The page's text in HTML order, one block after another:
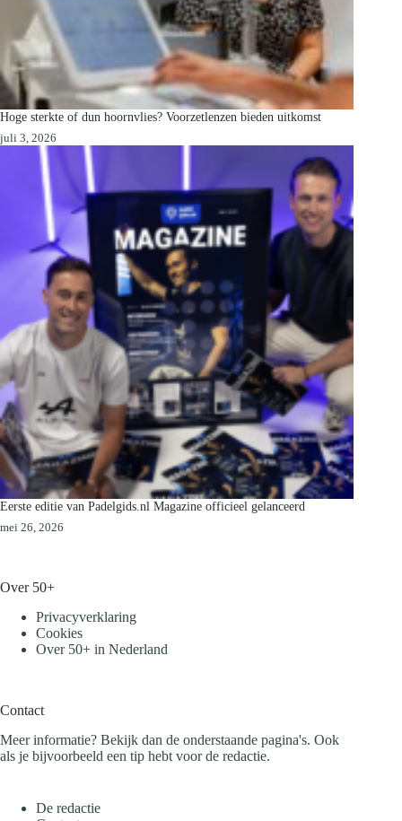
Hoge sterkte of dun hoornvlies? Voorzetlenzen bieden uitkomst
juli 3, 2026
Eerste editie van Padelgids.nl Magazine officieel gelanceerd
mei 26, 2026
Over 50+
Privacyverklaring
Cookies
Over 50+ in Nederland
Contact
Meer informatie? Bekijk dan de onderstaande pagina's. Ook
als je bijvoorbeeld een tip hebt voor de redactie.
De redactie